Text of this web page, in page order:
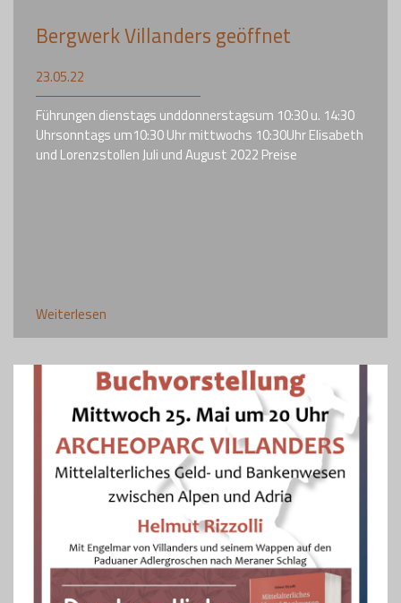
Bergwerk Villanders geöffnet
23.05.22
Führungen dienstags unddonnerstagsum 10:30 u. 14:30
Uhrsonntags um10:30 Uhr mittwochs 10:30Uhr Elisabeth
und Lorenzstollen Juli und August 2022 Preise
Weiterlesen